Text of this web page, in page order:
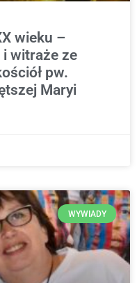
wieku –
witraże ze
pw.
Maryi
WYWIADY